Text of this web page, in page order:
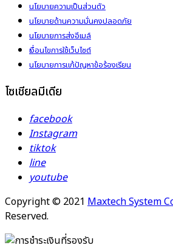
นโยบายความเป็นส่วนตัว
นโยบายด้านความมั่นคงปลอดภัย
นโยบายการส่งอีเมล์
เงื่อนไขการใช้เว็บไซต์
นโยบายการแก้ปัญหาข้อร้องเรียน
โซเชียลมีเดีย
facebook
Instagram
tiktok
line
youtube
Copyright © 2021 Maxtech System
Reserved.